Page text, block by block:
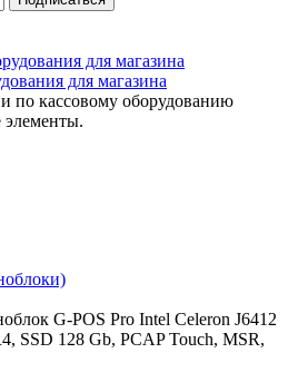
для магазина
по кассовому оборудованию
G-POS Pro Intel Celeron J6412
SSD 128 Gb, PCAP Touch, MSR,